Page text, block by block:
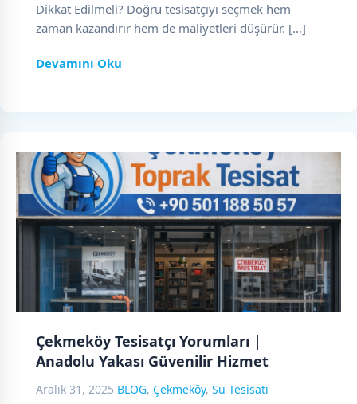
Dikkat Edilmeli? Doğru tesisatçıyı seçmek hem
zaman kazandırır hem de maliyetleri düşürür. […]
Devamını Oku
Çekmeköy Tesisatçı Yorumları |
Anadolu Yakası Güvenilir Hizmet
Aralık 31, 2025 BLOG, Çekmeköy, Su Tesisatı